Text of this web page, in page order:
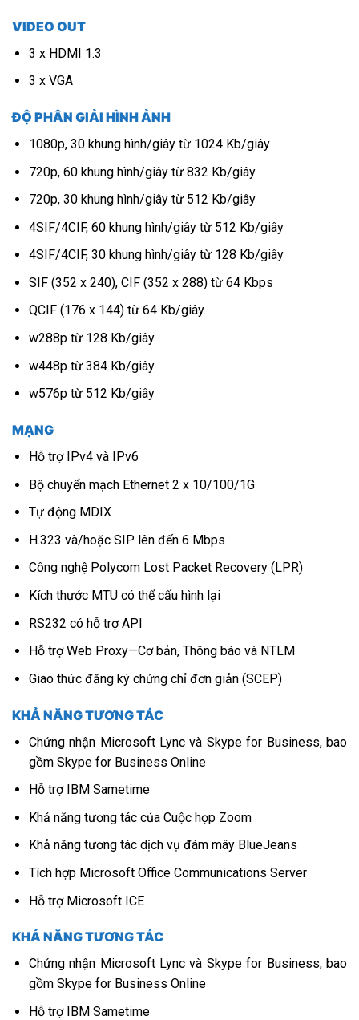
VIDEO OUT
3 x HDMI 1.3
3 x VGA
ĐỘ PHÂN GIẢI HÌNH ẢNH
1080p, 30 khung hình/giây từ 1024 Kb/giây
720p, 60 khung hình/giây từ 832 Kb/giây
720p, 30 khung hình/giây từ 512 Kb/giây
4SIF/4CIF, 60 khung hình/giây từ 512 Kb/giây
4SIF/4CIF, 30 khung hình/giây từ 128 Kb/giây
SIF (352 x 240), CIF (352 x 288) từ 64 Kbps
QCIF (176 x 144) từ 64 Kb/giây
w288p từ 128 Kb/giây
w448p từ 384 Kb/giây
w576p từ 512 Kb/giây
MẠNG
Hỗ trợ IPv4 và IPv6
Bộ chuyển mạch Ethernet 2 x 10/100/1G
Tự động MDIX
H.323 và/hoặc SIP lên đến 6 Mbps
Công nghệ Polycom Lost Packet Recovery (LPR)
Kích thước MTU có thể cấu hình lại
RS232 có hỗ trợ API
Hỗ trợ Web Proxy—Cơ bản, Thông báo và NTLM
Giao thức đăng ký chứng chỉ đơn giản (SCEP)
KHẢ NĂNG TƯƠNG TÁC
Chứng nhận Microsoft Lync và Skype for Business, bao
gồm Skype for Business Online
Hỗ trợ IBM Sametime
Khả năng tương tác của Cuộc họp Zoom
Khả năng tương tác dịch vụ đám mây BlueJeans
Tích hợp Microsoft Office Communications Server
Hỗ trợ Microsoft ICE
KHẢ NĂNG TƯƠNG TÁC
Chứng nhận Microsoft Lync và Skype for Business, bao
gồm Skype for Business Online
Hỗ trợ IBM Sametime